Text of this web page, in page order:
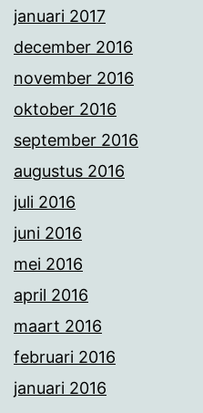
januari 2017
december 2016
november 2016
oktober 2016
september 2016
augustus 2016
juli 2016
juni 2016
mei 2016
april 2016
maart 2016
februari 2016
januari 2016